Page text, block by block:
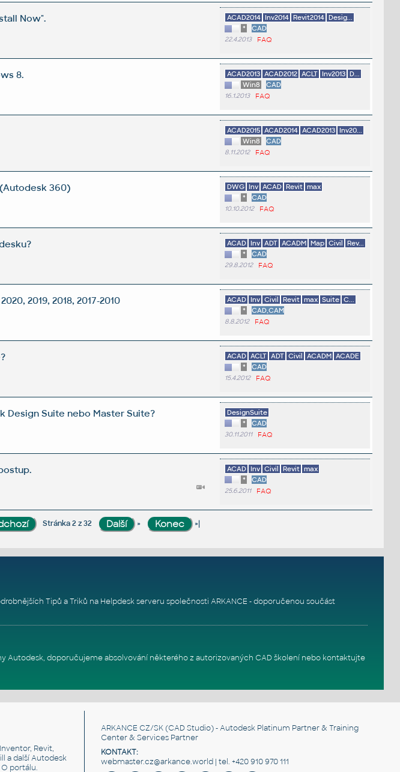
Now". ACAD2014 Inv2014 Revit2014 Desig...
*
CAD
22.4.2013 FAQ
8. ACAD2013 ACAD2012 ACLT Inv2013 D...
Win8
CAD
16.1.2013 FAQ
ACAD2015 ACAD2014 ACAD2013 Inv20...
Win8
CAD
8.11.2012 FAQ
360) DWG Inv ACAD Revit max
*
CAD
10.10.2012 FAQ
ACAD Inv ADT ACADM Map Civil Rev...
*
CAD
29.8.2012 FAQ
2019, 2018, 2017-2010 ACAD Inv Civil Revit max Suite C...
*
CAD,CAM
8.8.2012 FAQ
ACAD ACLT ADT Civil ACADM ACADE
*
CAD
15.4.2012 FAQ
Design Suite nebo Master Suite?
DesignSuite
*
CAD
30.11.2011 FAQ
ACAD Inv Civil Revit max
*
CAD
25.6.2011 FAQ
Stránka 2 z 32 » »|
Tipů a Triků na Helpdesk serveru společnosti ARKANCE - doporučenou součást
Autodesk, doporučujeme absolvování některého z autorizovaných CAD školenínebo kontaktujte
Revit,
a další Autodesk
O portálu.
ARKANCE CZ/SK(CAD Studio) - Autodesk Platinum Partner & Training
Center & Services Partner
KONTAKT:
webmaster.cz@arkance.world | tel. +420 910 970 111